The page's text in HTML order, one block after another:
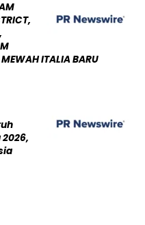
ITALIA BARU